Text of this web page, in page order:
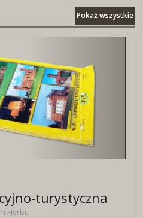
Pokaż wszystkie
turystyczna
Herbu